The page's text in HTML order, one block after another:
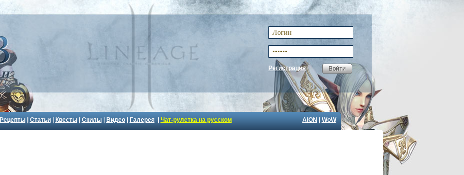
Регистрация
Рецепты| Статьи| Квесты| Скилы| Видео| Галерея| Чат-рулетка на русском AION WoW